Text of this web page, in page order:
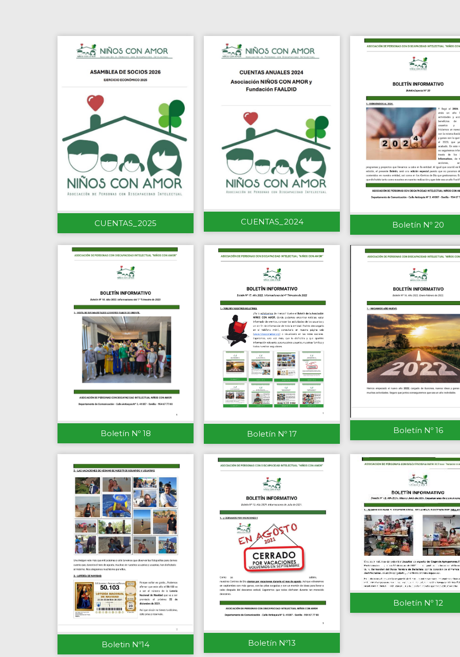
CUENTAS_2025 CUENTAS_2024 Boletín Nº 20
Boletín Nº 18 Boletín Nº 17 Boletín Nº 16
Boletin Nº14 Boletín Nº13
Boletín Nº 12